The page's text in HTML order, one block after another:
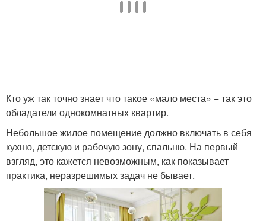
Кто уж так точно знает что такое «мало места» − так это
обладатели однокомнатных квартир.
Небольшое жилое помещение должно включать в себя
кухню, детскую и рабочую зону, спальню. На первый
взгляд, это кажется невозможным, как показывает
практика, неразрешимых задач не бывает.